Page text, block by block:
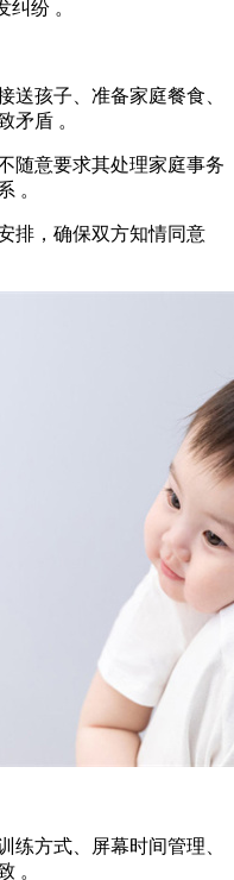
纠纷 。
送孩子、准备家庭餐食、
矛盾 。
随意要求其处理家庭事务
。
排，确保双方知情同意
练方式、屏幕时间管理、
。